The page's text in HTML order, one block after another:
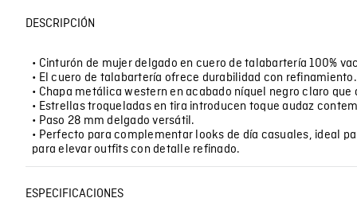
DESCRIPCIÓN
• Cinturón de mujer delgado en cuero de talabartería 100%
• El cuero de talabartería ofrece durabilidad con refinamiento.
• Chapa metálica western en acabado níquel negro claro
• Estrellas troqueladas en tira introducen toque audaz
• Paso 28 mm delgado versátil.
• Perfecto para complementar looks de día casuales, ideal
para elevar outfits con detalle refinado.
ESPECIFICACIONES